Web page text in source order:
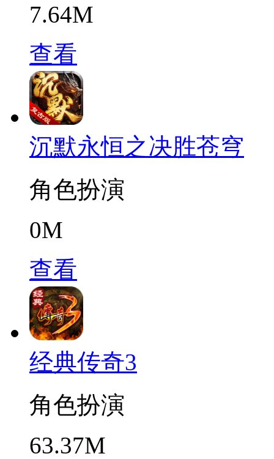
7.64M
查看
沉默永恒之决胜苍穹
角色扮演
0M
查看
经典传奇3
角色扮演
63.37M